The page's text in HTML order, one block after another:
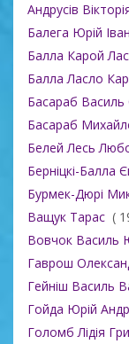
Андрусів
Балега Юрій
Балла Карой
Балла Ласло
Басараб
Басараб
Белей Лесь
Берніцкі-Балла
Бурмек-Дюрі
Ващук Тарас (
Вовчок Василь
Гаврош
Гейніш Василь
Гойда Юрій
Голомб Лідія